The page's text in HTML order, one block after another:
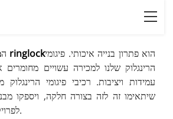
ה מערכת פיגומים מסוג ringlockהוא פתרון בנייה איכותי. פיגומי
הרינגלוק שלנו למכירה עשויים מחומרים
עמידות ויציבות. רכיבי פיגומי
שיתאימו זה לזה בצורה חלקה, ויספקו
לפרויקטים שונים של בנייה.